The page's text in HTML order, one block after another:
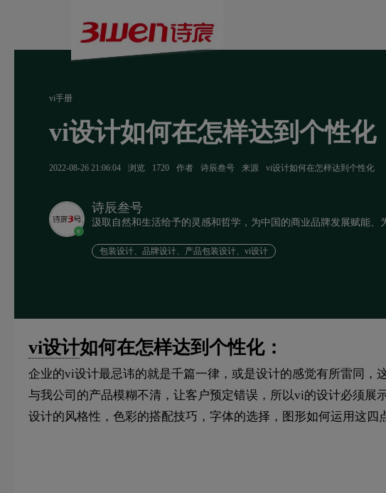
vi手册
vi设计如何在怎样达到个性化
2022-08-26 21:06:04 浏览 1720 作者 诗辰叁号 来源 vi设计如何在怎样达到个性化
v
诗辰叁号
汲取自然和生活给予的灵感和哲学，为中国的商业品牌发展赋能、
包装设计、品牌设计、产品包装设计、vi设计
vi设计如何在怎样达到个性化：
企业的vi设计最忌讳的就是千篇一律，或是设计的感觉有所雷同，
与我公司的产品模糊不清，让客户预定错误，所以vi的设计必须展
设计的风格性，色彩的搭配技巧，字体的选择，图形如何运用这四